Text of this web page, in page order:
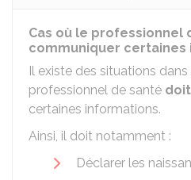
Cas où le professionnel
communiquer certaines
Il existe des situations
professionnel de santé
certaines informations.
Ainsi, il doit notamment :
Déclarer les